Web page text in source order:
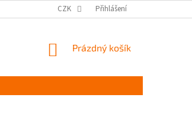
JAK PEČOVAT O OBUV
CZK Přihlášení
NÁKUPNÍ
Prázdný košík